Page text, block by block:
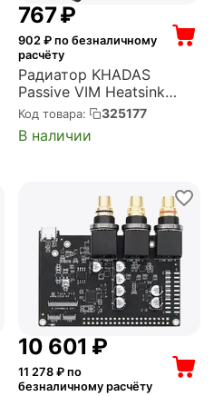
‍767‍₽
902 ₽ по безналичному
расчёту
Радиатор KHADAS
Passive VIM Heatsink
designed for VIM1 / 2/3 /
3L, Edge-V, Aluminum,
Black, VIMs Thermal Pad
Код товара: 325177
В наличии
10 601 ₽
11 278₽ по
безналичному расчёту